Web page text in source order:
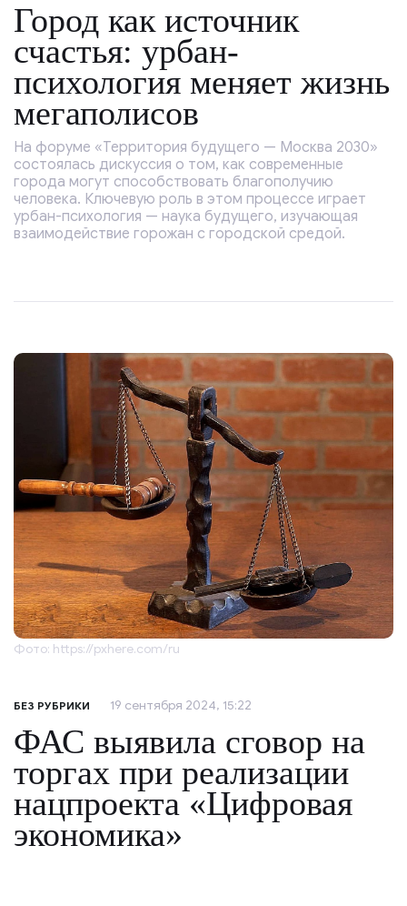
Город как источник
счастья: урбан-
психология меняет жизнь
мегаполисов
На форуме «Территория будущего — Москва 2030»
состоялась дискуссия о том, как современные
города могут способствовать благополучию
человека. Ключевую роль в этом процессе играет
урбан-психология — наука будущего, изучающая
взаимодействие горожан с городской средой.
Фото: https://pxhere.com/ru
БЕЗ РУБРИКИ 19 сентября 2024, 15:22
ФАС выявила сговор на
торгах при реализации
нацпроекта «Цифровая
экономика»